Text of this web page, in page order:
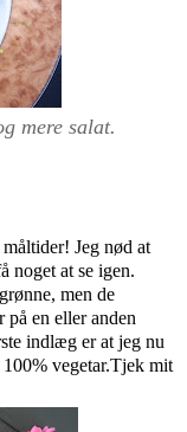
mere salat.
Jeg nød at
noget at se igen.
men de
på en eller anden
indlæg er at jeg nu
vegetar.Tjek mit